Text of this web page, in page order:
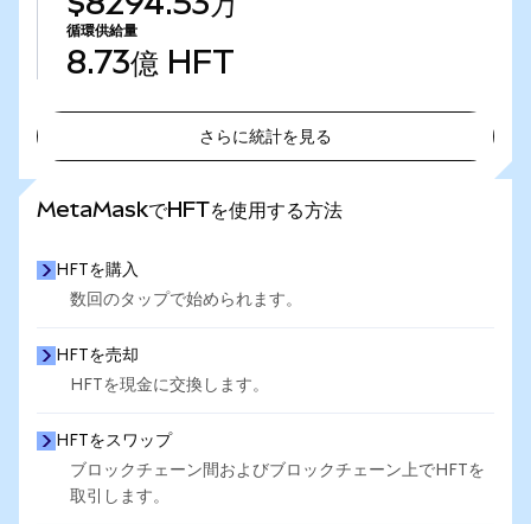
循環供給量
8.73億 HFT
さらに統計を見る
MetaMaskでHFTを使用する方法
HFTを購入
数回のタップで始められます。
HFTを売却
HFTを現金に交換します。
HFTをスワップ
ブロックチェーン間およびブロックチェーン上でHFTを
取引します。